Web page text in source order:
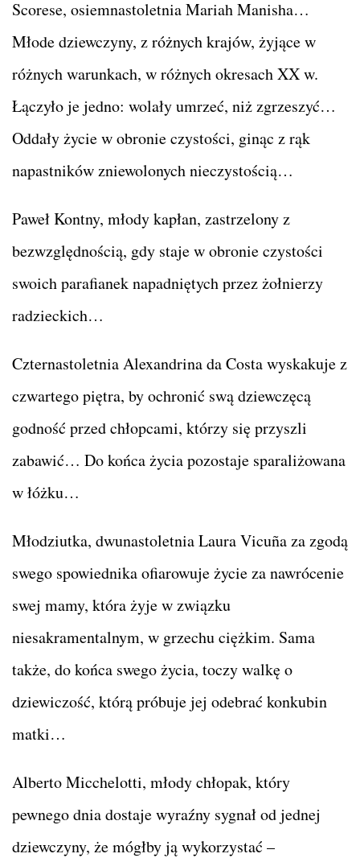
Scorese, osiemnastoletnia Mariah Manisha…
Młode dziewczyny, z różnych krajów, żyjące w
różnych warunkach, w różnych okresach XX w.
Łączyło je jedno: wolały umrzeć, niż zgrzeszyć…
Oddały życie w obronie czystości, ginąc z rąk
napastników zniewolonych nieczystością…
Paweł Kontny, młody kapłan, zastrzelony z
bezwzględnością, gdy staje w obronie czystości
swoich parafianek napadniętych przez żołnierzy
radzieckich…
Czternastoletnia Alexandrina da Costa wyskakuje z
czwartego piętra, by ochronić swą dziewczęcą
godność przed chłopcami, którzy się przyszli
zabawić… Do końca życia pozostaje sparaliżowana
w łóżku…
Młodziutka, dwunastoletnia Laura Vicuña za zgodą
swego spowiednika ofiarowuje życie za nawrócenie
swej mamy, która żyje w związku
niesakramentalnym, w grzechu ciężkim. Sama
także, do końca swego życia, toczy walkę o
dziewiczość, którą próbuje jej odebrać konkubin
matki…
Alberto Micchelotti, młody chłopak, który
pewnego dnia dostaje wyraźny sygnał od jednej
dziewczyny, że mógłby ją wykorzystać –